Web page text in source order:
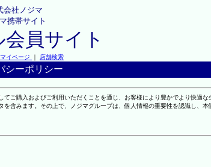
会社ノジマ
携帯サイト
員サイト
マイページ ｜ 店舗検索
シーポリシー
購入およびご利用いただくことを通じ、お客様により豊かでより快適
みます。その上で、ノジマグループは、個人情報の重要性を認識し、